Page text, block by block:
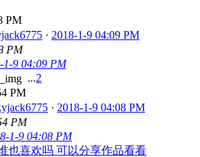
PM
· 2018-1-9 04:09 PM
PM
1-9 04:09 PM
...2
PM
· 2018-1-9 04:08 PM
PM
1-9 04:08 PM
也喜欢吗 可以分享作品看看